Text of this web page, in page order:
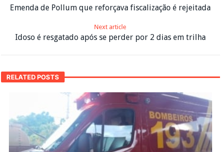
Emenda de Pollum que reforçava fiscalização é rejeitada
Next article
Idoso é resgatado após se perder por 2 dias em trilha
RELATED POSTS